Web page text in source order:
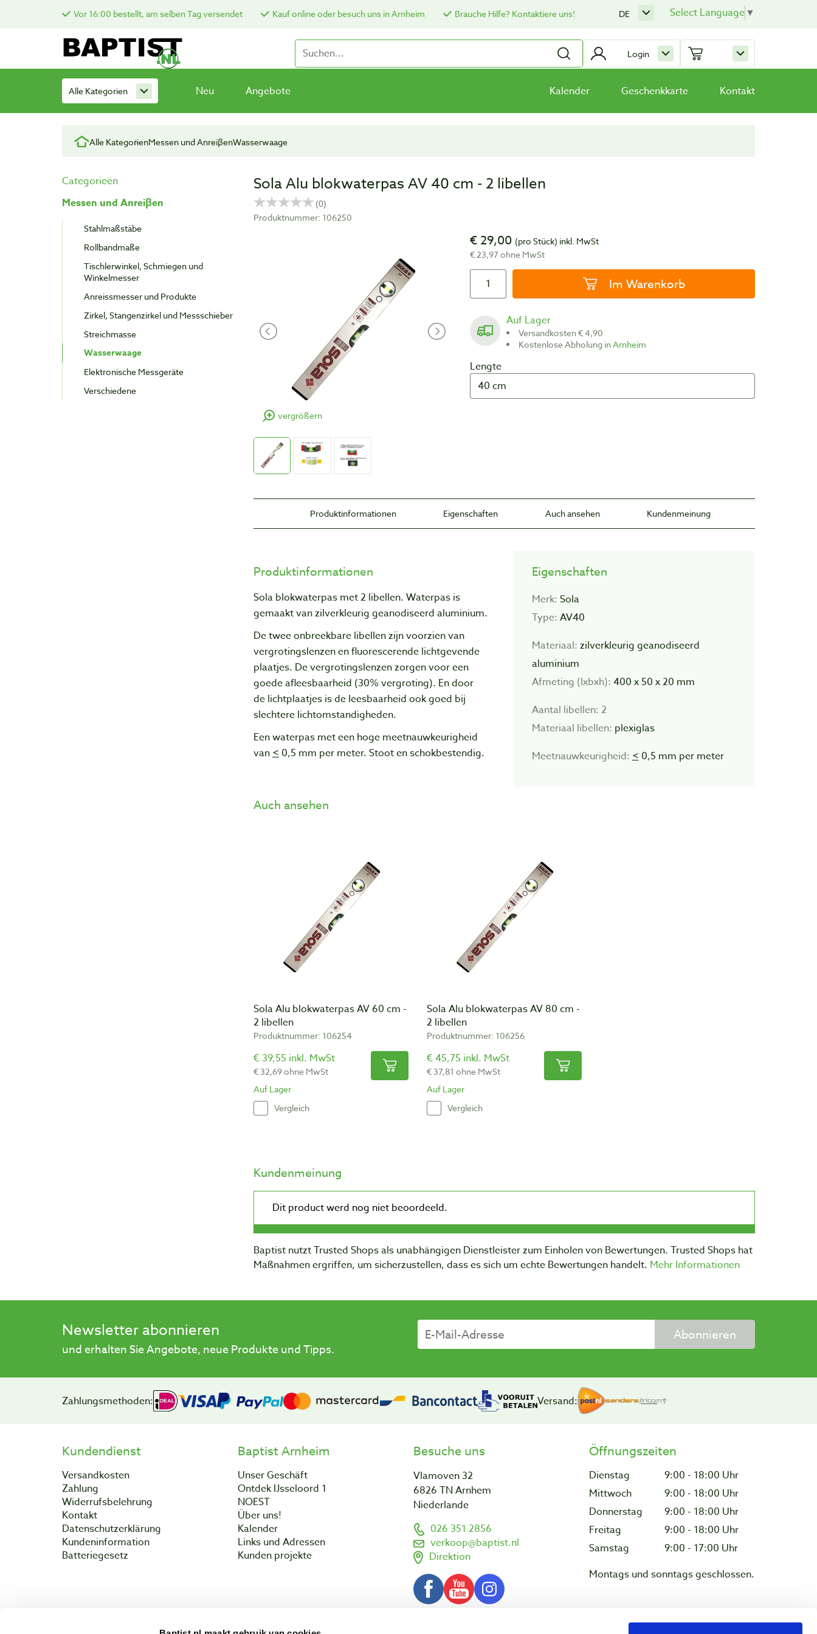
Vor 16:00 bestellt, am selben Tag versendet Kauf online oder besuch uns in Arnheim Brauche Hilfe? Kontaktiere uns! Select Language▼
DE
Login
Alle Kategorien Neu Angebote Kalender Geschenkkarte Kontakt
Alle KategorienMessen und AnreiβenWasserwaage
Categorieën
Messen und Anreiβen
Stahlmaßstäbe
Rollbandmaße
Tischlerwinkel, Schmiegen und
Winkelmesser
Anreissmesser und Produkte
Zirkel, Stangenzirkel und Messschieber
Streichmasse
Wasserwaage
Elektronische Messgeräte
Verschiedene
Sola Alu blokwaterpas AV 40 cm - 2 libellen
Produktnummer: 106250
vergrößern
€ 29,00 (pro Stück) inkl. MwSt
€ 23,97 ohne MwSt
Im Warenkorb
Auf Lager
Versandkosten € 4,90
Kostenlose Abholung inArnheim
Lengte
Produktinformationen Eigenschaften Auch ansehen Kundenmeinung
Produktinformationen
Sola blokwaterpas met 2 libellen. Waterpas is
gemaakt van zilverkleurig geanodiseerd aluminium.
De twee onbreekbare libellen zijn voorzien van
vergrotingslenzen en fluorescerende lichtgevende
plaatjes. De vergrotingslenzen zorgen voor een
goede afleesbaarheid (30% vergroting). En door
de lichtplaatjes is de leesbaarheid ook goed bij
slechtere lichtomstandigheden.
Een waterpas met een hoge meetnauwkeurigheid
van< 0,5 mm per meter. Stoot en schokbestendig.
Eigenschaften
Merk: Sola
Type: AV40
Materiaal: zilverkleurig geanodiseerd
aluminium
Afmeting (lxbxh): 400 x 50 x 20 mm
Aantal libellen: 2
Materiaal libellen: plexiglas
Meetnauwkeurigheid: < 0,5 mm per meter
Auch ansehen
Sola Alu blokwaterpas AV 60 cm -
2 libellen
Produktnummer: 106254
€ 39,55 inkl. MwSt
€ 32,69 ohne MwSt
Auf Lager
Vergleich
Sola Alu blokwaterpas AV 80 cm -
2 libellen
Produktnummer: 106256
€ 45,75 inkl. MwSt
€ 37,81 ohne MwSt
Auf Lager
Vergleich
Kundenmeinung
Baptist nutzt Trusted Shops als unabhängigen Dienstleister zum Einholen von Bewertungen. Trusted Shops hat
Maßnahmen ergriffen, um sicherzustellen, dass es sich um echte Bewertungen handelt. Mehr Informationen
Newsletter abonnieren
und erhalten Sie Angebote, neue Produkte und Tipps.
Abonnieren
Zahlungsmethoden: Versand:
Kundendienst
Versandkosten
Zahlung
Widerrufsbelehrung
Kontakt
Datenschutzerklärung
Kundeninformation
Batteriegesetz
Baptist Arnheim
Unser Geschäft
Ontdek IJsseloord 1
NOEST
Über uns!
Kalender
Links und Adressen
Kunden projekte
Besuche uns
Vlamoven 32
6826 TN Arnhem
Niederlande
026 351 2856
verkoop@baptist.nl
Direktion
Öffnungszeiten
Dienstag
9:00 - 18:00 Uhr
Mittwoch
9:00 - 18:00 Uhr
Donnerstag
9:00 - 18:00 Uhr
Freitag
9:00 - 18:00 Uhr
Samstag
9:00 - 17:00 Uhr
Montags und sonntags geschlossen.